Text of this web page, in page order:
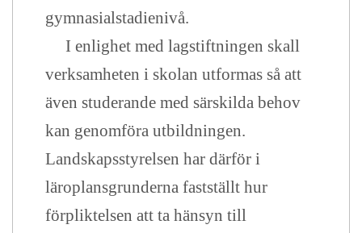
gymnasialstadienivå.
I enlighet med lagstiftningen skall
verksamheten i skolan utformas så att
även studerande med särskilda behov
kan genomföra utbildningen.
Landskapsstyrelsen har därför i
läroplansgrunderna fastställt hur
förpliktelsen att ta hänsyn till